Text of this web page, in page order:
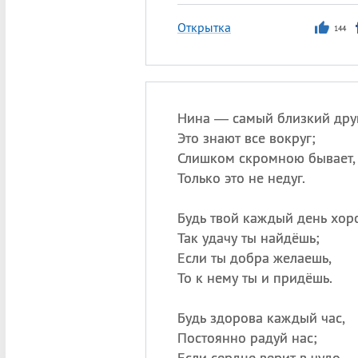
Открытка 144
Нина — самый близкий
Это знают все вокруг;
Слишком скромною бывает,
Только это не недуг.
Будь твой каждый день
Так удачу ты найдёшь;
Если ты добра желаешь,
То к нему ты и придёшь.
Будь здорова каждый час,
Постоянно радуй нас;